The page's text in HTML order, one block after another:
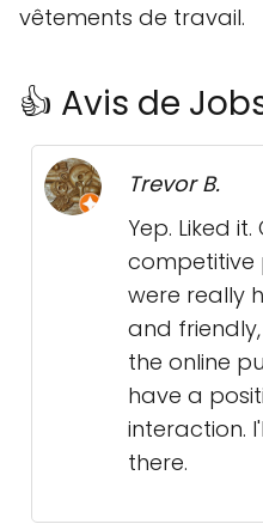
vêtements de travail.
👍 Avis de
Trevor B.
Yep. Liked
competitive
were really
and
the online
have a
interaction.
there.